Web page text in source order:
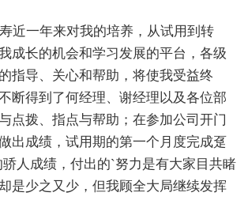
近一年来对我的培养，从试用到转
成长的机会和学习发展的平台，各级
指导、关心和帮助，将使我受益终
断得到了何经理、谢经理以及各位部
点拨、指点与帮助；在参加公司开门
出成绩，试用期的第一个月度完成趸
骄人成绩，付出的`努力是有大家目共睹
是少之又少，但我顾全大局继续发挥